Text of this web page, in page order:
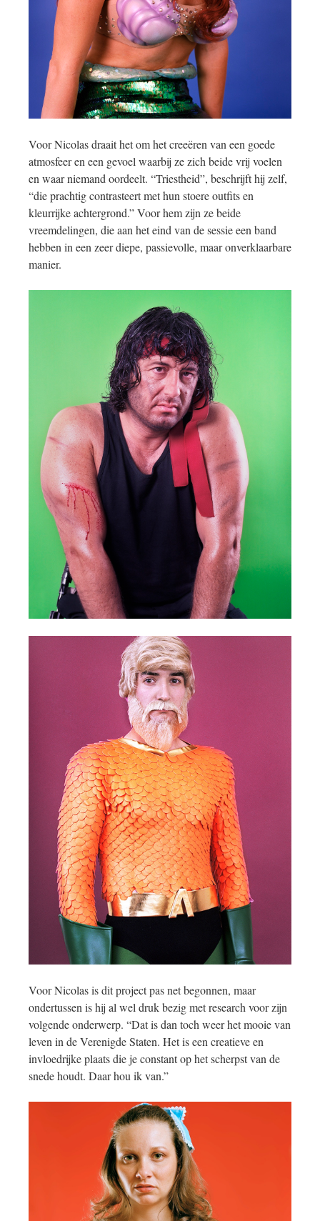
Voor Nicolas draait het om het creeëren van een goede
atmosfeer en een gevoel waarbij ze zich beide vrij voelen
en waar niemand oordeelt. “Triestheid”, beschrijft hij zelf,
“die prachtig contrasteert met hun stoere outfits en
kleurrijke achtergrond.” Voor hem zijn ze beide
vreemdelingen, die aan het eind van de sessie een band
hebben in een zeer diepe, passievolle, maar onverklaarbare
manier.
Voor Nicolas is dit project pas net begonnen, maar
ondertussen is hij al wel druk bezig met research voor zijn
volgende onderwerp. “Dat is dan toch weer het mooie van
leven in de Verenigde Staten. Het is een creatieve en
invloedrijke plaats die je constant op het scherpst van de
snede houdt. Daar hou ik van.”